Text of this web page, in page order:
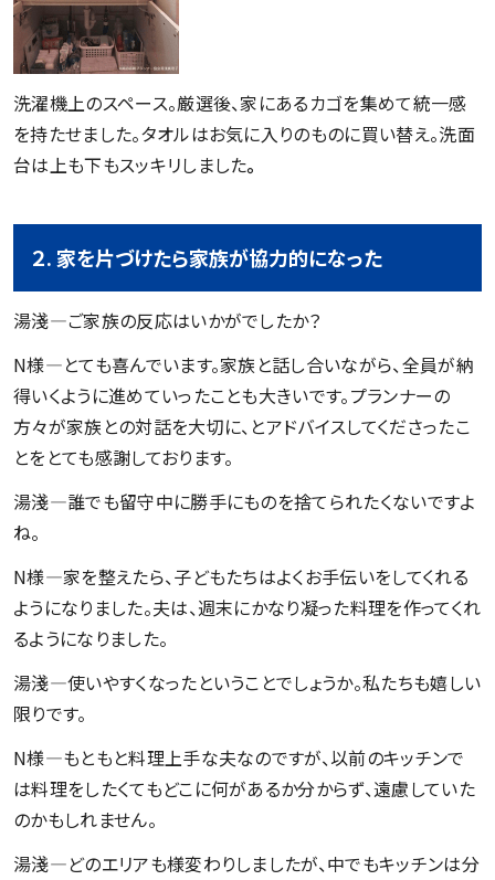
洗濯機上のスペース。厳選後、家にあるカゴを集めて統一感
を持たせました。タオルはお気に入りのものに買い替え。洗面
台は上も下もスッキリしました。
２. 家を片づけたら家族が協力的になった
湯淺―ご家族の反応はいかがでしたか？
N様―とても喜んでいます。家族と話し合いながら、全員が納
得いくように進めていったことも大きいです。プランナーの
方々が家族との対話を大切に、とアドバイスしてくださったこ
とをとても感謝しております。
湯淺―誰でも留守中に勝手にものを捨てられたくないですよ
ね。
N様―家を整えたら、子どもたちはよくお手伝いをしてくれる
ようになりました。夫は、週末にかなり凝った料理を作ってくれ
るようになりました。
湯淺―使いやすくなったということでしょうか。私たちも嬉しい
限りです。
N様―もともと料理上手な夫なのですが、以前のキッチンで
は料理をしたくてもどこに何があるか分からず、遠慮していた
のかもしれません。
湯淺―どのエリアも様変わりしましたが、中でもキッチンは分